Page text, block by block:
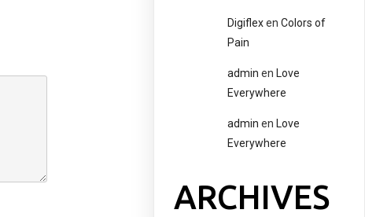
DigiflexenColors of
Pain
admin en Love
Everywhere
admin en Love
Everywhere
ARCHIVES